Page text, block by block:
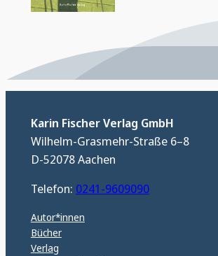
Karin Fischer Verlag GmbH
Wilhelm-Grasmehr-Straße 6–8
D-52078 Aachen
Telefon: 0241-9609090
Autor*innen
Bücher
Verlag